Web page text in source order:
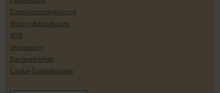
Datenschutzerklärung
Widerrufsbelehrung
AGB
Impressum
Barrierefreiheit
Cookie-Einstellungen